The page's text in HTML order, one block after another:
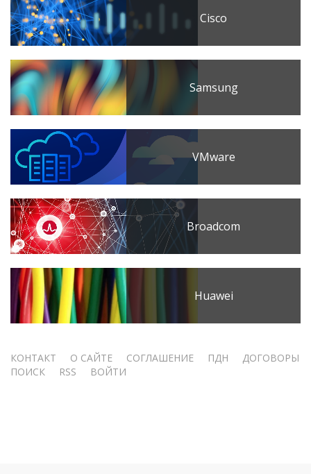
Cisco
Samsung
VMware
Broadcom
Huawei
Меню
КОНТАКТ О САЙТЕ СОГЛАШЕНИЕ ПДН
ДОГОВОРЫ
ПОИСК
RSS ВОЙТИ